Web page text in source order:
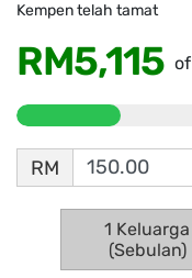
Kempen telah tamat
RM5,115 of
RM
1 Keluarga
(Sebulan)